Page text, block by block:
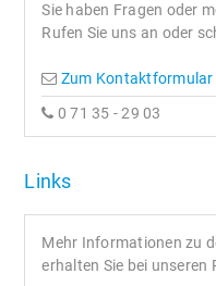
Sie haben Fragen oder
Rufen Sie uns an oder
Zum Kontaktformular
0 71 35 - 29 03
Links
Mehr Informationen zu
erhalten Sie bei unseren